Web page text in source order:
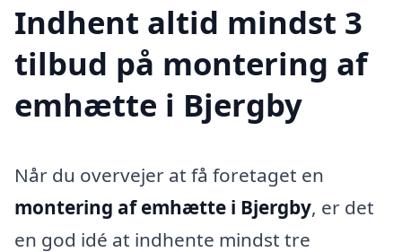
Indhent altid mindst 3
tilbud på montering af
emhætte i Bjergby
Når du overvejer at få foretaget en
montering af emhætte i Bjergby, er det
en god idé at indhente mindst tre